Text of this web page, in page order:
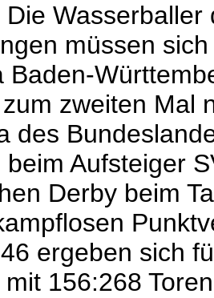
Die
müssen
Baden-
zweiten Mal
des
Aufsteiger
Derby beim
ergeben sich
156:268